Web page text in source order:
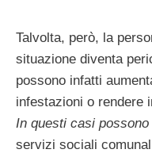
Talvolta, però, la
situazione diventa
possono infatti
infestazioni o rendere
In questi casi
servizi sociali